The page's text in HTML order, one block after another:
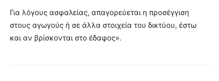
Για λόγους ασφαλείας, απαγορεύεται η προσέγγιση
στους αγωγούς ή σε άλλα στοιχεία του δικτύου, έστω
και αν βρίσκονται στο έδαφος».